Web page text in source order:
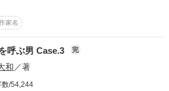
をお読み頂いてから今作を読むこと
を、強く推奨いたします。
作品を読む
ズ第二弾となる本作。
一作『RIKA』にも登場した
響（斉藤明日香）です。
とのなかった
家名
呼ぶ男 Case.3 完
和 ／著
数/54,244